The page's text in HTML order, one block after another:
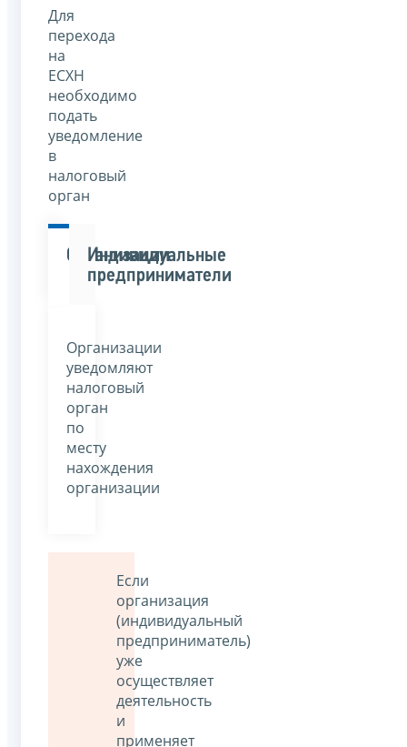
Для
перехода
на
ЕСХН
необходимо
подать
уведомление
в
налоговый
орган
Организации
Индивидуальные
предприниматели
Организации
уведомляют
налоговый
орган
по
месту
нахождения
организации
Если
организация
(индивидуальный
предприниматель)
уже
осуществляет
деятельность
и
применяет